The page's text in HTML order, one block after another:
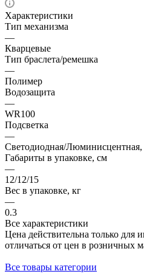
Характеристики
Тип механизма
—
Кварцевые
Тип браслета/ремешка
—
Полимер
Водозащита
—
WR100
Подсветка
—
Светодиодная/Люминисцентная,
Габариты в упаковке, см
—
12/12/15
Вес в упаковке, кг
—
0.3
Все характеристики
Цена действительна только для
отличаться от цен в розничных
Все товары категории